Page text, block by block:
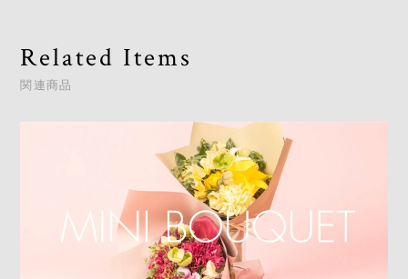
Related Items
関連商品